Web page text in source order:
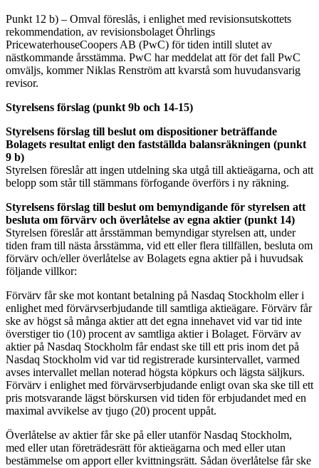
Punkt 12 b) – Omval föreslås, i enlighet med revisionsutskottets
rekommendation, av revisionsbolaget Öhrlings
PricewaterhouseCoopers AB (PwC) för tiden intill slutet av
nästkommande årsstämma. PwC har meddelat att för det fall PwC
omväljs, kommer Niklas Renström att kvarstå som huvudansvarig
revisor.
Styrelsens förslag (punkt 9b och 14-15)
Styrelsens förslag till beslut om dispositioner beträffande
Bolagets resultat enligt den fastställda balansräkningen (punkt
9 b)
Styrelsen föreslår att ingen utdelning ska utgå till aktieägarna, och att
belopp som står till stämmans förfogande överförs i ny räkning.
Styrelsens förslag till beslut om bemyndigande för styrelsen att
besluta om förvärv och överlåtelse av egna aktier (punkt 14)
Styrelsen föreslår att årsstämman bemyndigar styrelsen att, under
tiden fram till nästa årsstämma, vid ett eller flera tillfällen, besluta om
förvärv och/eller överlåtelse av Bolagets egna aktier på i huvudsak
följande villkor:
Förvärv får ske mot kontant betalning på Nasdaq Stockholm eller i
enlighet med förvärvserbjudande till samtliga aktieägare. Förvärv får
ske av högst så många aktier att det egna innehavet vid var tid inte
överstiger tio (10) procent av samtliga aktier i Bolaget. Förvärv av
aktier på Nasdaq Stockholm får endast ske till ett pris inom det på
Nasdaq Stockholm vid var tid registrerade kursintervallet, varmed
avses intervallet mellan noterad högsta köpkurs och lägsta säljkurs.
Förvärv i enlighet med förvärvserbjudande enligt ovan ska ske till ett
pris motsvarande lägst börskursen vid tiden för erbjudandet med en
maximal avvikelse av tjugo (20) procent uppåt.
Överlåtelse av aktier får ske på eller utanför Nasdaq Stockholm,
med eller utan företrädesrätt för aktieägarna och med eller utan
bestämmelse om apport eller kvittningsrätt. Sådan överlåtelse får ske